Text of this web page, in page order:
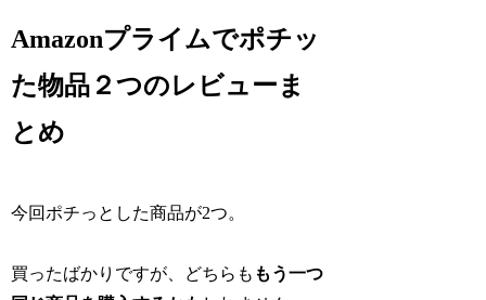
Amazonプライムでポチッ
た物品２つのレビューま
とめ
今回ポチっとした商品が2つ。
買ったばかりですが、どちらも もう一つ